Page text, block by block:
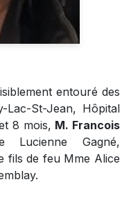
entouré des
Lac-St-Jean, Hôpital
8 mois, M. Francois
Gagné,
fils de feu Mme Alice